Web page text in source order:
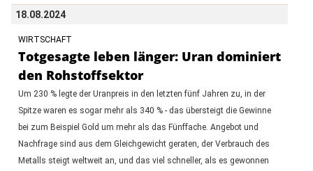
18.08.2024
WIRTSCHAFT
Totgesagte leben länger: Uran dominiert
den Rohstoffsektor
Um 230 % legte der Uranpreis in den letzten fünf Jahren zu, in der
Spitze waren es sogar mehr als 340 % - das übersteigt die Gewinne
bei zum Beispiel Gold um mehr als das Fünffache. Angebot und
Nachfrage sind aus dem Gleichgewicht geraten, der Verbrauch des
Metalls steigt weltweit an, und das viel schneller, als es gewonnen